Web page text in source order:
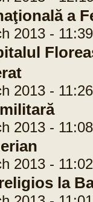
a
2013 -
2013 -
2013 -
2013 -
la